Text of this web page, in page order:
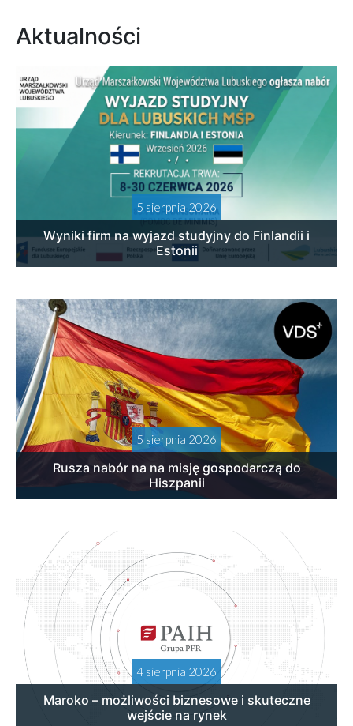
Aktualności
5 sierpnia 2026
Wyniki firm na wyjazd studyjny do Finlandii i
Estonii
5 sierpnia 2026
Rusza nabór na na misję gospodarczą do
Hiszpanii
4 sierpnia 2026
Maroko – możliwości biznesowe i skuteczne
wejście na rynek